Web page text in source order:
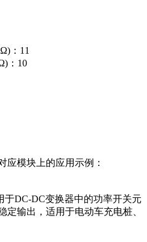
：11
：10
应模块上的应用示例：
DC-DC变换器中的功率开关元
定输出，适用于电动车充电桩、